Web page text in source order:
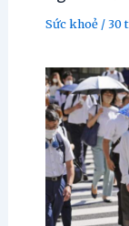
Sức khoẻ/30